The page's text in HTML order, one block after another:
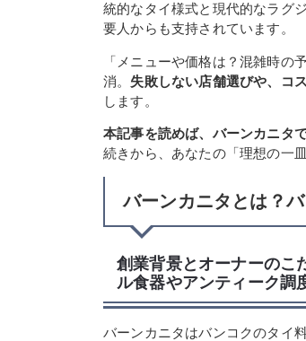
統的なタイ様式と現代的なラグ
要人からも支持されています。
「メニューや価格は？混雑時の
消。 失敗しない店舗選びや、コ
します。
本記事を読めば、バーンカニタ
続きから、あなたの「理想の一
バーンカニタとは？
創業背景とオーナーのこ
ル食器やアンティーク調
バーンカニタはバンコクのタイ